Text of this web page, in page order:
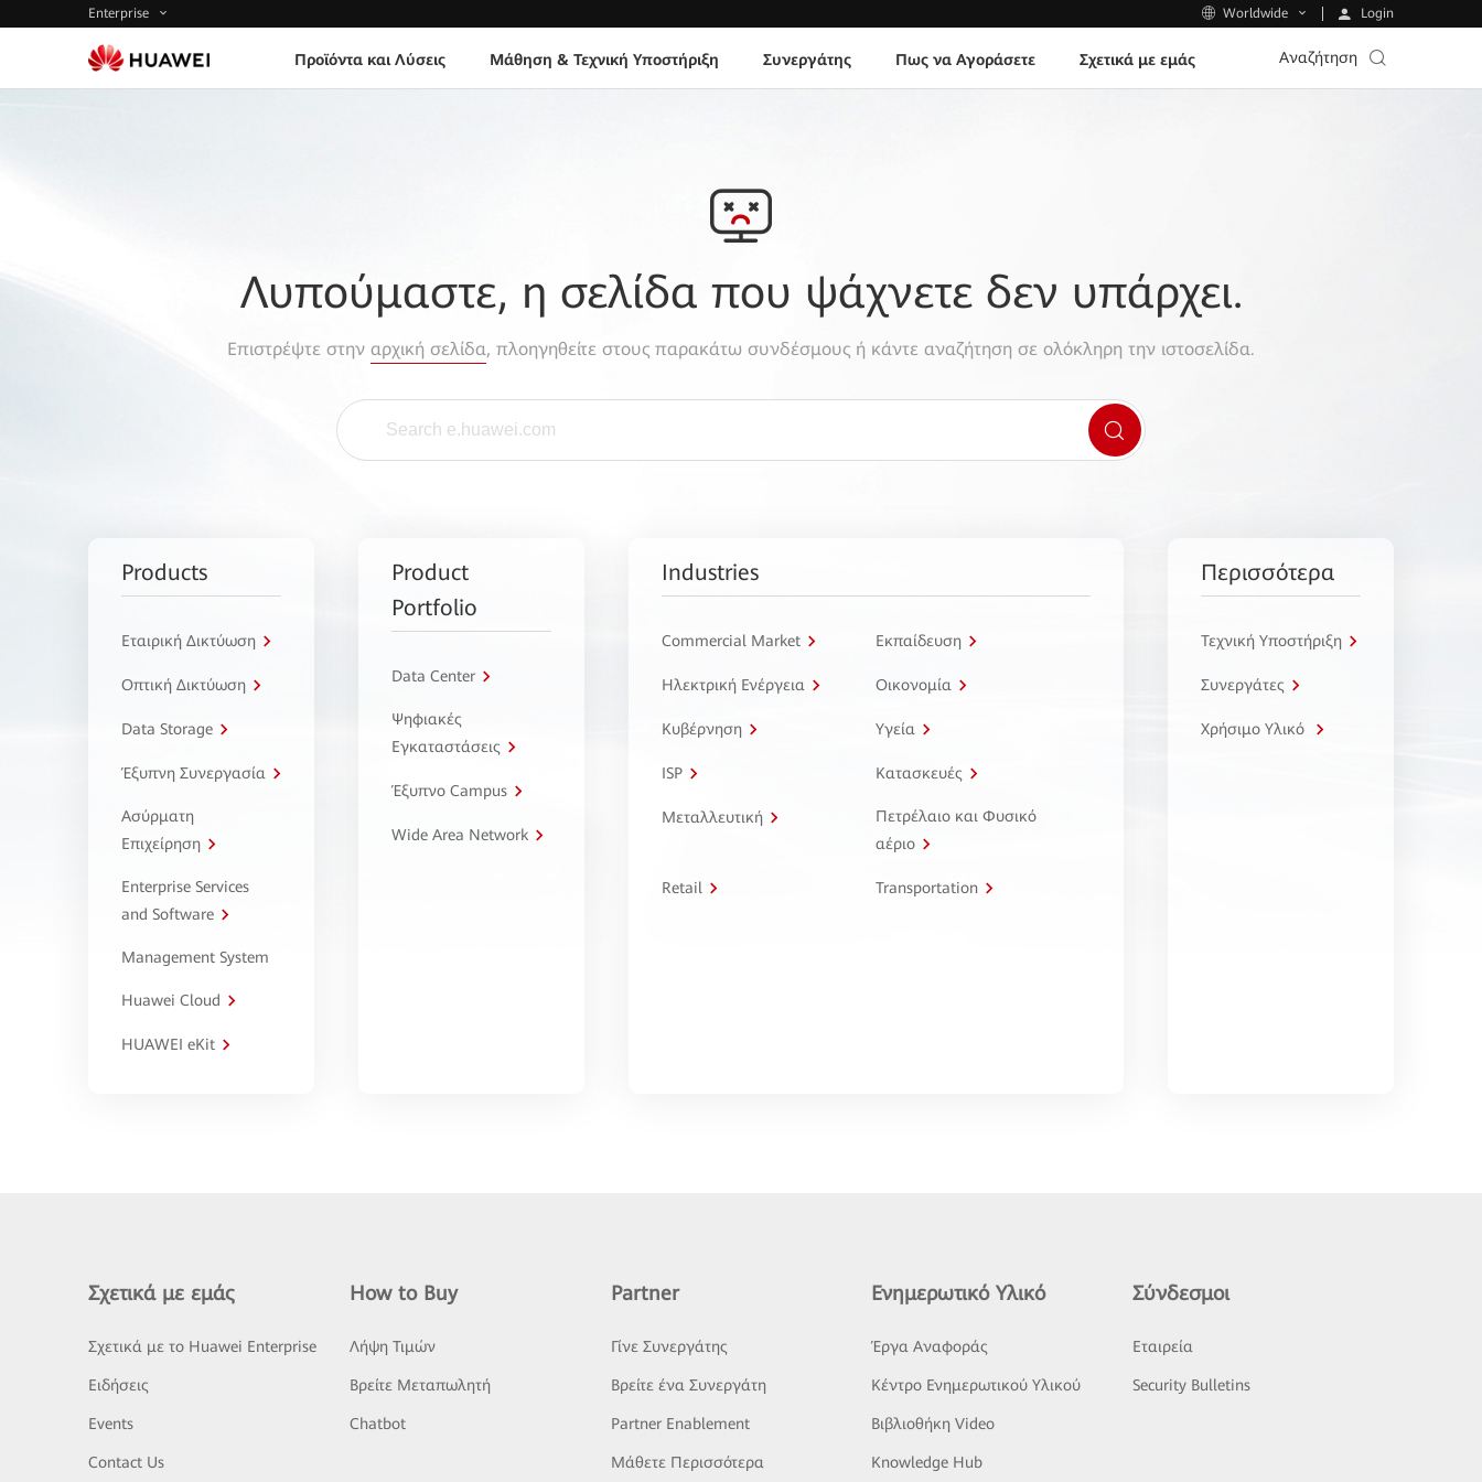
Enterprise Worldwide Login
Προϊόντα και Λύσεις Μάθηση & Τεχνική Υποστήριξη Συνεργάτης Πως να Αγοράσετε Σχετικά με εμάς Αναζήτηση
Λυπούμαστε, η σελίδα που ψάχνετε δεν υπάρχει.
Επιστρέψτε στην αρχική σελίδα, πλοηγηθείτε στους παρακάτω συνδέσμους ή κάντε αναζήτηση σε ολόκληρη την ιστοσελίδα.
Products
Εταιρική Δικτύωση
Οπτική Δικτύωση
Data Storage
Έξυπνη Συνεργασία
Ασύρματη
Επιχείρηση
Enterprise Services
and Software
Management System
Huawei Cloud
HUAWEI eKit
Product
Portfolio
Data Center
Ψηφιακές
Εγκαταστάσεις
Έξυπνο Campus
Wide Area Network
Industries
Commercial Market Εκπαίδευση
Ηλεκτρική Ενέργεια Οικονομία
Κυβέρνηση Υγεία
ISP Κατασκευές
Μεταλλευτική
Πετρέλαιο και Φυσικό
αέριο
Retail Transportation
Περισσότερα
Τεχνική Υποστήριξη
Συνεργάτες
Χρήσιμο Υλικό
Σχετικά με εμάς
Σχετικά με το Huawei Enterprise
Ειδήσεις
Events
Contact Us
How to Buy
Λήψη Τιμών
Βρείτε Μεταπωλητή
Chatbot
Partner
Γίνε Συνεργάτης
Βρείτε ένα Συνεργάτη
Partner Enablement
Μάθετε Περισσότερα
Ενημερωτικό Υλικό
Έργα Αναφοράς
Κέντρο Ενημερωτικού Υλικού
Βιβλιοθήκη Video
Knowledge Hub
Σύνδεσμοι
Εταιρεία
Security Bulletins